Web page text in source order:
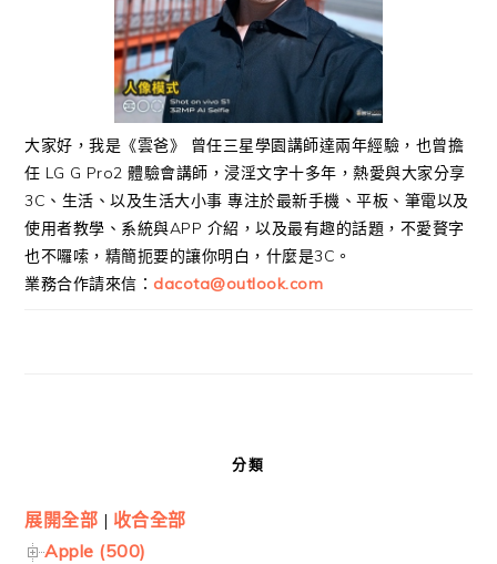
大家好，我是《雲爸》 曾任三星學園講師達兩年經驗，也曾擔
任 LG G Pro2 體驗會講師，浸淫文字十多年，熱愛與大家分享
3C、生活、以及生活大小事 專注於最新手機、平板、筆電以及
使用者教學、系統與APP 介紹，以及最有趣的話題，不愛贅字
也不囉嗦，精簡扼要的讓你明白，什麼是3C。
業務合作請來信： dacota@outlook.com
分類
展開全部 | 收合全部
Apple (500)